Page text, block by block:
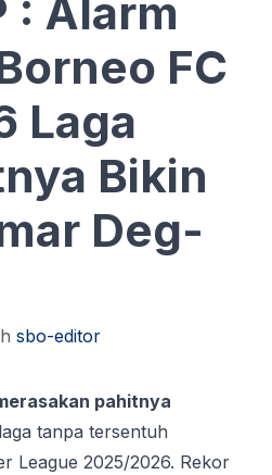
: Alarm
FC
Laga
Bikin
Deg-
sbo-editor
pahitnya
tanpa tersentuh
League 2025/2026. Rekor